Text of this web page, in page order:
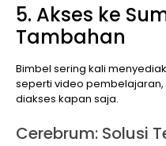
5. Akses ke
Tambahan
Bimbel sering kali
seperti video
diakses kapan saja.
Cerebrum: Solusi